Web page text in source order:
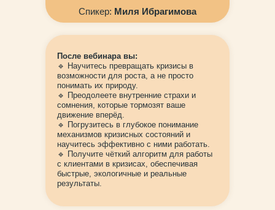
После вебинара вы:
🔹 Научитесь превращать кризисы в
возможности для роста, а не просто
понимать их природу.
🔹 Преодолеете внутренние страхи и
сомнения, которые тормозят ваше
движение вперёд.
🔹 Погрузитесь в глубокое понимание
механизмов кризисных состояний и
научитесь эффективно с ними работать.
🔹 Получите чёткий алгоритм для работы
с клиентами в кризисах, обеспечивая
быстрые, экологичные и реальные
результаты.
Спикер: Миля Ибрагимова